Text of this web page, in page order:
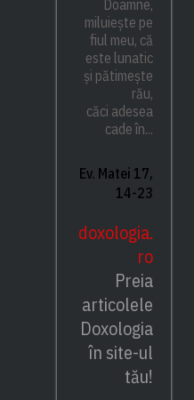
Doamne,
miluiește pe
fiul meu, că
este lunatic
și pătimește
rău,
căci adesea
cade în...
Ev. Matei 17,
14-23
doxologia.
ro
Preia
articolele
Doxologia
în site-ul
tău!